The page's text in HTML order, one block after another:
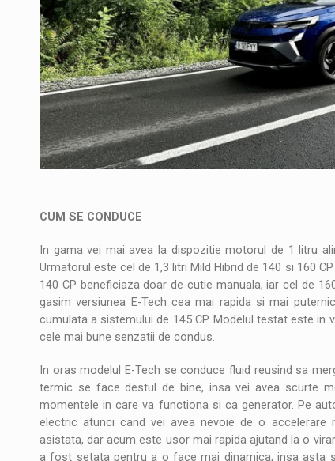
CUM SE CONDUCE
In gama vei mai avea la dispozitie motorul de 1 litru
Urmatorul este cel de 1,3 litri Mild Hibrid de 140 si 160
140 CP beneficiaza doar de cutie manuala, iar cel de
gasim versiunea E-Tech cea mai rapida si mai
cumulata a sistemului de 145 CP. Modelul testat este in
cele mai bune senzatii de condus.
In oras modelul E-Tech se conduce fluid reusind sa
termic se face destul de bine, insa vei avea scurte
momentele in care va functiona si ca generator. Pe
electric atunci cand vei avea nevoie de o accelerare
asistata, dar acum este usor mai rapida ajutand la o
a fost setata pentru a o face mai dinamica, insa